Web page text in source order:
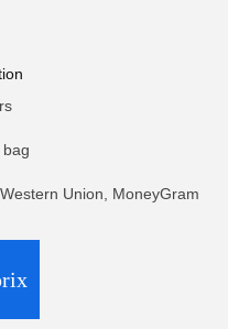
Union, MoneyGram